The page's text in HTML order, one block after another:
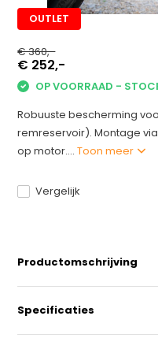
OUTLET
€ 360,-
€ 252,-
OP VOORRAAD -
Robuuste bescherming
remreservoir). Montage
op motor....Toon meer
Vergelijk
Productomschrijving
Specificaties